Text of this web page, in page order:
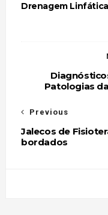
Drenagem
Patologias
Previous
Jalecos de
bordados